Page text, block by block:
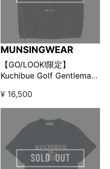
MUNSINGWEAR
【GO/LOOK!限定】
Kuchibue Golf Gentleman
バーベスト ブラック
¥ 16,500